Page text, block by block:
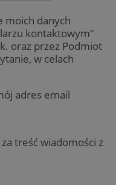
moich danych
kontaktowym"
oraz przez Podmiot
w celach
adres email
treść wiadomości z